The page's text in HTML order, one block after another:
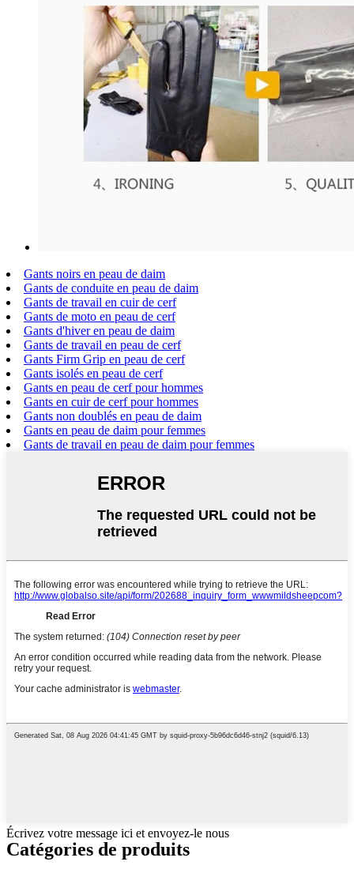
Gants noirs en peau de daim
Gants de conduite en peau de daim
Gants de travail en cuir de cerf
Gants de moto en peau de cerf
Gants d'hiver en peau de daim
Gants de travail en peau de cerf
Gants Firm Grip en peau de cerf
Gants isolés en peau de cerf
Gants en peau de cerf pour hommes
Gants en cuir de cerf pour hommes
Gants non doublés en peau de daim
Gants en peau de daim pour femmes
Gants de travail en peau de daim pour femmes
Écrivez votre message ici et envoyez-le nous
Catégories de produits